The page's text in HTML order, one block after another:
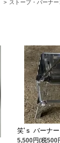
> ストーブ・バーナー
笑'ｓ バーナ
5,500円(税500